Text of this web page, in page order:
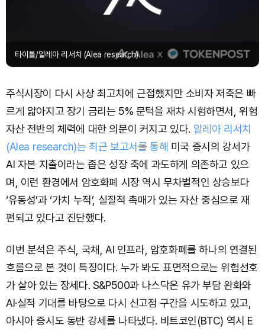
타이틀/알레아 리서치 (Alea research)
주식시장이 다시 사상 최고치에 근접했지만 소비자 저축은 빠
르게 얇아지고 장기 금리는 5% 문턱을 재차 시험하면서, 위험
자산 전반의 체력에 대한 의문이 커지고 있다. 알레아 리서치
(Alea research)는 최근 보고서를 통해 미국 증시의 강세가
AI 자본 지출이라는 좁은 성장 축에 과도하게 의존하고 있으
며, 이런 환경에서 암호화폐 시장 역시 무차별적인 상승보다
‘유동성’과 ‘가치 누적’, 실질적 촉매가 있는 자산 중심으로 재
편되고 있다고 진단했다.
이번 분석은 주식, 국채, AI 인프라, 암호화폐를 하나의 연결된
흐름으로 본 것이 특징이다. 누가 봐도 표면적으로는 위험선호
가 살아 있는 장세다. S&P500과 나스닥은 유가 부담 완화와
AI·실적 기대를 바탕으로 다시 신고점 구간을 시도하고 있고,
아시아 증시도 동반 강세를 나타냈다. 비트코인(BTC) 역시 E